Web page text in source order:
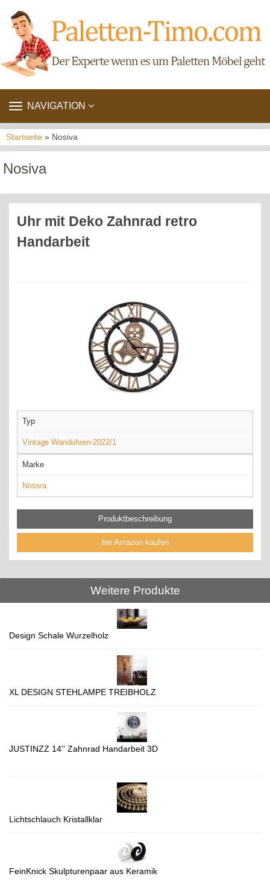
TOGGLE
NAVIGATION
Startseite » Nosiva
Nosiva
Uhr mit Deko Zahnrad retro
Handarbeit
Typ
Vintage Wanduhren-2022/1
Marke
Nosiva
Produktbeschreibung
bei Amazon kaufen
Weitere Produkte
Design Schale Wurzelholz
XL DESIGN STEHLAMPE TREIBHOLZ
JUSTINZZ 14'' Zahnrad Handarbeit 3D
Lichtschlauch Kristallklar
FeinKnick Skulpturenpaar aus Keramik